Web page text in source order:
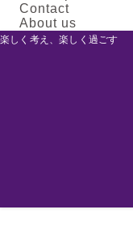
Contact
About us
楽しく考え、楽しく過ごす